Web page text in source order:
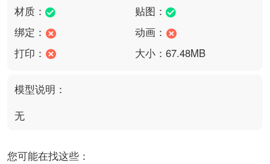
材质：
贴图：
绑定：
动画：
打印：
大小：67.48MB
模型说明：
无
您可能在找这些：